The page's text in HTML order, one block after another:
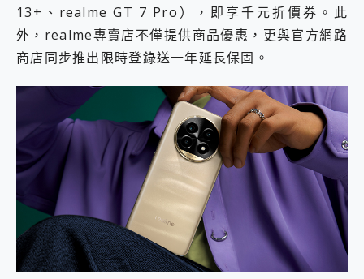
13+、realme GT 7 Pro），即享千元折價券。此
外，realme專賣店不僅提供商品優惠，更與官方網路
商店同步推出限時登錄送一年延長保固。